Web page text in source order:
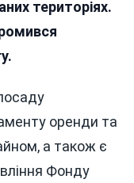
територіях.
оренди та
а також є
Фонду